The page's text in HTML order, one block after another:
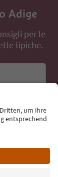
Adige
per le
tipiche.